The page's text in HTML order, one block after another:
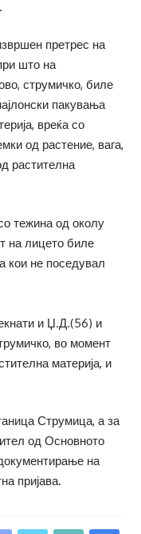
претрес на
што на
струмичко, биле
пакувања
вреќа со
од растение, вага,
растителна
тежина од околу
на лицето биле
кои не поседувал
и Џ.Д.(56) и
во момент
материја, и
Струмица, а за
од Основното
на
пријава.